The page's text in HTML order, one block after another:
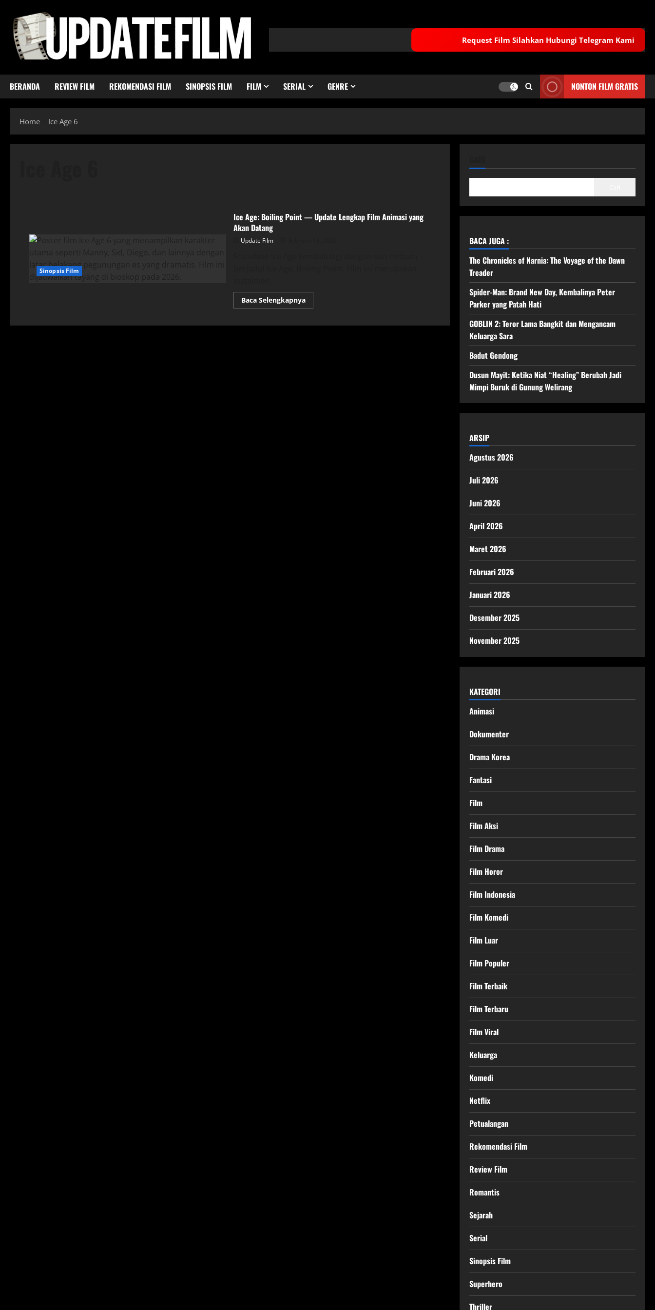
content
Request Film Silahkan Hubungi Telegram Kami
BERANDA REVIEW FILM REKOMENDASI FILM SINOPSIS FILM FILM SERIAL GENRE NONTON FILM GRATIS
Home Ice Age 6
Sinopsis Film
Ice Age: Boiling Point — Update Lengkap Film Animasi yang
Akan Datang
Update Film
Baca SelengkapnyaRead
more
Age:
BACA JUGA :
The Chronicles of Narnia: The Voyage of the Dawn
Treader
Spider-Man: Brand New Day, Kembalinya Peter
Parker yang Patah Hati
GOBLIN 2: Teror Lama Bangkit dan Mengancam
Keluarga Sara
Badut Gendong
Dusun Mayit: Ketika Niat “Healing” Berubah Jadi
Mimpi Buruk di Gunung Welirang
ARSIP
Agustus 2026
Juli 2026
Juni 2026
April 2026
Maret 2026
Februari 2026
Januari 2026
Desember 2025
November 2025
KATEGORI
Animasi
Dokumenter
Drama Korea
Fantasi
Film
Film Aksi
Film Drama
Film Horor
Film Indonesia
Film Komedi
Film Luar
Film Populer
Film Terbaik
Film Terbaru
Film Viral
Keluarga
Komedi
Netflix
Petualangan
Rekomendasi Film
Review Film
Romantis
Sejarah
Serial
Sinopsis Film
Superhero
Thriller